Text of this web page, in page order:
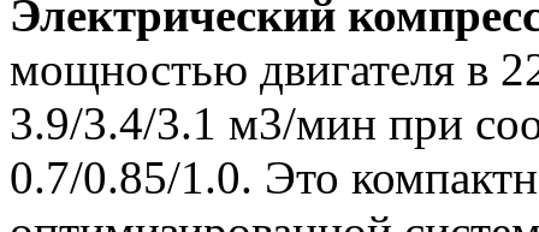
Электрический
мощностью двигателя в
3.9/3.4/3.1 м3/мин при
0.7/0.85/1.0. Это